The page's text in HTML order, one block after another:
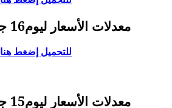
معدلات الأسعار ليوم16 جويلية 2026
للتحميل إضغط هنا
معدلات الأسعار ليوم15 جويلية 2026